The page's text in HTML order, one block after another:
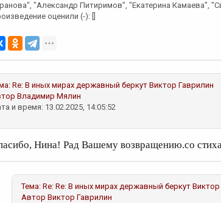
"Александр Питиримов", "Екатерина Камаева",
оценили (-): []
Re: В иных мирах державный беркут Виктор Гаврилин
Владимир Мялин
и время: 13.02.2025, 14:05:52
Нина! Рад Вашему возвращению.со
Тема: Re: Re: В иных мирах державный беркут Виктор
Автор Виктор Гаврилин